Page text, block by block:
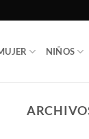
NIÑOS